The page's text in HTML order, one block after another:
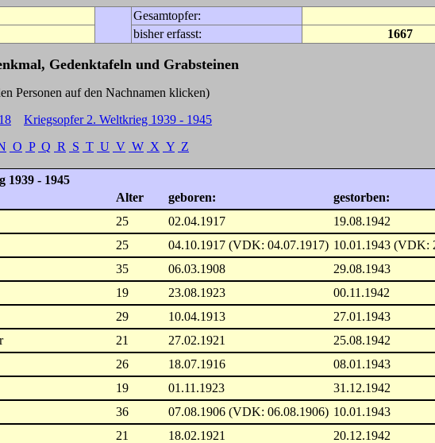
Gesamtopfer:
bisher erfasst: 1667
Gedenktafeln und Grabsteinen
auf den Nachnamen klicken)
Kriegsopfer 2. Weltkrieg 1939 - 1945
O P Q R S T U V W X Y Z
1939 - 1945
Alter geboren:
gestorben:
25 02.04.1917
19.08.1942
25 04.10.1917 (VDK: 04.07.1917) 10.01.1943 (VDK:
35 06.03.1908
29.08.1943
19 23.08.1923
00.11.1942
29 10.04.1913
27.01.1943
21 27.02.1921
25.08.1942
26 18.07.1916
08.01.1943
19 01.11.1923
31.12.1942
36 07.08.1906 (VDK: 06.08.1906) 10.01.1943
21 18.02.1921
20.12.1942